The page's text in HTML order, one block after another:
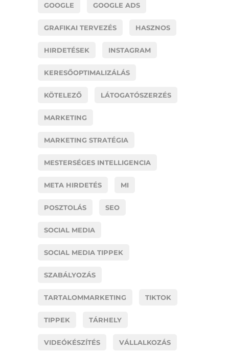
GOOGLE GOOGLE ADS
GRAFIKAI TERVEZÉS HASZNOS
HIRDETÉSEK INSTAGRAM
KERESŐOPTIMALIZÁLÁS
KÖTELEZŐ LÁTOGATÓSZERZÉS
MARKETING
MARKETING STRATÉGIA
MESTERSÉGES INTELLIGENCIA
META HIRDETÉS MI
POSZTOLÁS SEO
SOCIAL MEDIA
SOCIAL MEDIA TIPPEK
SZABÁLYOZÁS
TARTALOMMARKETING TIKTOK
TIPPEK TÁRHELY
VIDEÓKÉSZÍTÉS VÁLLALKOZÁS